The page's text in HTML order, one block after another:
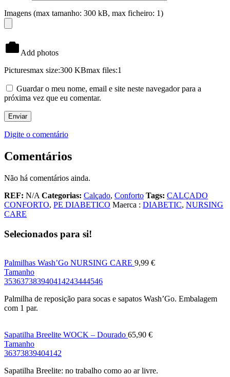
Imagens (max tamanho: 300 kB, max ficheiro: 1)
Add photos
Picturesmax size:300 KBmax files:1
Guardar o meu nome, email e site neste navegador para a
próxima vez que eu comentar.
Digite o comentário
Comentários
Não há comentários ainda.
REF: N/A Categorias: Calçado, Conforto Tags: CALÇADO
CONFORTO, PE DIABETICO Maerca : DIABETIC, NURSING
CARE
Selecionados para si!
Palmilhas Wash’Go NURSING CARE 9,99 €
Tamanho
353637383940414243444546
Palmilha de reposição para socas e sapatos Wash’Go. Embalagem
com 1 par.
Sapatilha Breelite WOCK – Dourado 65,90 €
Tamanho
36373839404142
Sapatilha Breelite: no trabalho como ao ar livre.